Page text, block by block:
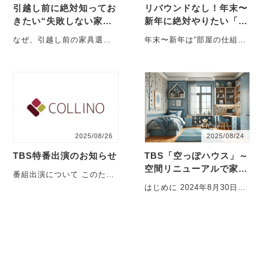
引越し前に絶対知ってお
きたい“失敗しない家具
選び”完全ガイド
なぜ、引越し前の家具選び
リバウンドなし！年末〜
新年に絶対やりたい「散
らからない部屋」の作り
方
年末〜新年は“部屋の仕組
家を整え・・・
2025/08/26
TBS特番出演のお知らせ
番組出演について このた
2025/08/24
TBS「空っぽハウス」～
空間リニューアルで家族
の未来を変える模様替え
はじめに 2024年8月30日放